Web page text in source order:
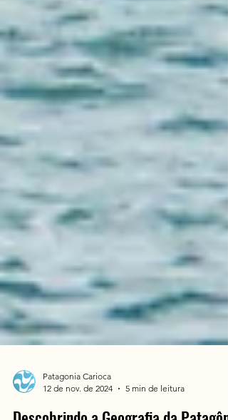
12 de nov. de 2024
5 min de leitura